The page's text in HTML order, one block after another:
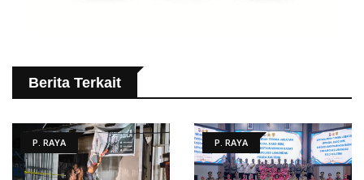
Berita Terkait
P. RAYA P. RAYA